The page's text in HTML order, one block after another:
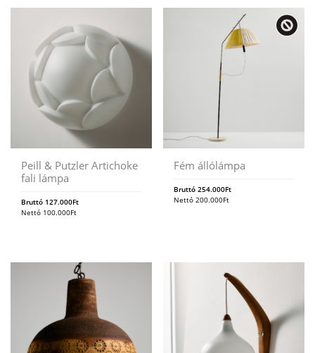
Peill & Putzler Artichoke
fali lámpa
Bruttó 127.000Ft
Nettó 100.000Ft
Fém állólámpa
Bruttó254.000Ft
Nettó200.000Ft